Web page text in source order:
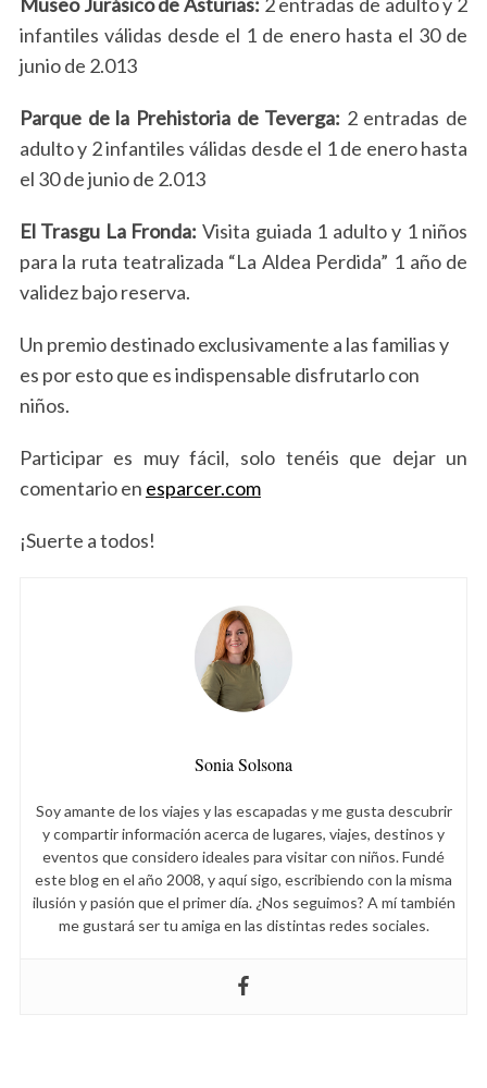
infantiles válidas desde el 1 de enero hasta el 30 de
junio de 2.013
Parque de la Prehistoria de Teverga: 2 entradas de
adulto y 2 infantiles válidas desde el 1 de enero hasta
el 30 de junio de 2.013
El Trasgu La Fronda: Visita guiada 1 adulto y 1 niños
para la ruta teatralizada “La Aldea Perdida” 1 año de
validez bajo reserva.
Un premio destinado exclusivamente a las familias y
es por esto que es indispensable disfrutarlo con
niños.
Participar es muy fácil, solo tenéis que dejar un
comentario en esparcer.com
¡Suerte a todos!
Sonia Solsona
Soy amante de los viajes y las escapadas y me gusta descubrir
y compartir información acerca de lugares, viajes, destinos y
eventos que considero ideales para visitar con niños. Fundé
este blog en el año 2008, y aquí sigo, escribiendo con la misma
ilusión y pasión que el primer día. ¿Nos seguimos? A mí también
me gustará ser tu amiga en las distintas redes sociales.
o
r